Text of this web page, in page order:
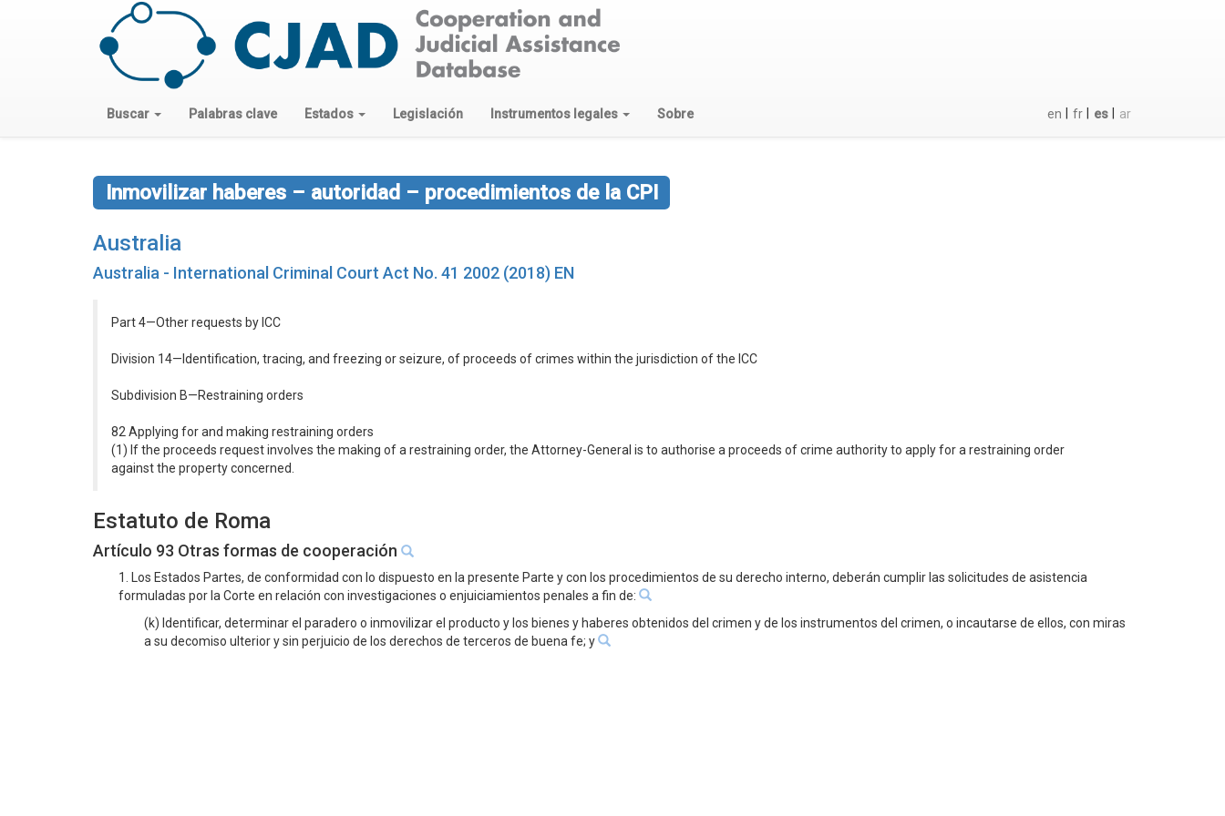
Buscar Palabras clave Estados Legislación Instrumentos legales Sobre en fr es ar
Inmovilizar haberes – autoridad – procedimientos de la CPI
Australia
Australia - International Criminal Court Act No. 41 2002 (2018) EN
Part 4—Other requests by ICC
Division 14—Identification, tracing, and freezing or seizure, of proceeds of crimes within the jurisdiction of the ICC
Subdivision B—Restraining orders
82 Applying for and making restraining orders
(1) If the proceeds request involves the making of a restraining order, the Attorney-General is to authorise a proceeds of crime authority to apply for a restraining order
against the property concerned.
Estatuto de Roma
Artículo 93 Otras formas de cooperación
1. Los Estados Partes, de conformidad con lo dispuesto en la presente Parte y con los procedimientos de su derecho interno, deberán cumplir las solicitudes de asistencia
formuladas por la Corte en relación con investigaciones o enjuiciamientos penales a fin de:
(k) Identificar, determinar el paradero o inmovilizar el producto y los bienes y haberes obtenidos del crimen y de los instrumentos del crimen, o incautarse de ellos, con miras
a su decomiso ulterior y sin perjuicio de los derechos de terceros de buena fe; y